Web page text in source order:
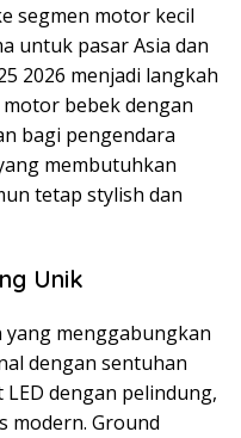
segmen motor kecil
untuk pasar Asia dan
2026 menjadi langkah
bebek dengan
bagi pengendara
membutuhkan
tetap stylish dan
Unik
yang menggabungkan
dengan sentuhan
dengan pelindung,
modern. Ground